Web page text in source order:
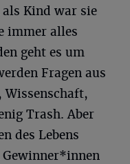
Kind war sie
immer alles
geht es um
Fragen aus
Wissenschaft,
Trash. Aber
des Lebens